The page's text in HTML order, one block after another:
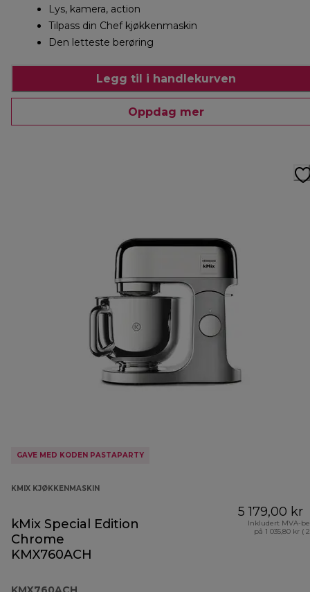
Lys, kamera, action
Tilpass din Chef kjøkkenmaskin
Den letteste berøring
Legg til i handlekurven
Oppdag mer
GAVE MED KODEN PASTAPARTY
KMIX KJØKKENMASKIN
kMix Special Edition
Chrome
KMX760ACH
5 179,00 kr
Inkludert MVA-
på 1 035,80 kr (